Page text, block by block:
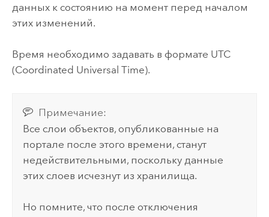
данных к состоянию на момент перед началом
этих изменений.
Время необходимо задавать в формате UTC
(Coordinated Universal Time).
Примечание:
Все слои объектов, опубликованные на
портале после этого времени, станут
недействительными, поскольку данные
этих слоев исчезнут из хранилища.
Но помните, что после отключения